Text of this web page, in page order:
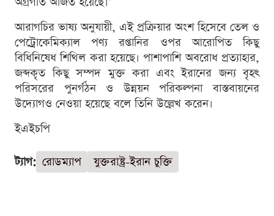
আরাগচির ভাষ্য অনুযায়ী, এই প্রক্রিয়ার অংশ হিসেবে তেল ও
পেট্রোকেমিক্যাল পণ্য রপ্তানির ওপর আরোপিত কিছু
বিধিনিষেধ শিথিল করা হয়েছে। পাশাপাশি অবরোধ প্রত্যাহার,
জব্দকৃত কিছু সম্পদ মুক্ত করা এবং ইরানের জন্য বৃহৎ
পরিসরের পুনর্গঠন ও উন্নয়ন পরিকল্পনা বাস্তবায়নের
উদ্যোগও নেওয়া হয়েছে বলে তিনি উল্লেখ করেন।
ইএইচপি
ট্যাগ: রোডম্যাপ যুক্তরাষ্ট্র-ইরান চুক্তি